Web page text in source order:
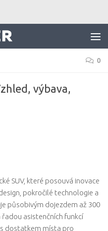
0
výbava,
SUV, které posouvá inovace
pokročilé technologie a
působivým dojezdem až 300
asistenčních funkcí
dostatkem místa pro